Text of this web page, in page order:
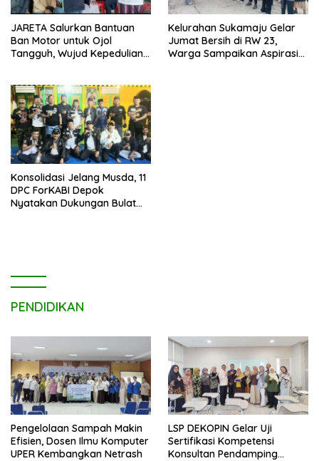
JARETA Salurkan Bantuan
Ban Motor untuk Ojol
Tangguh, Wujud Kepedulian
Kelurahan Sukamaju Gelar
Jumat Bersih di RW 23,
Warga Sampaikan Aspirasi
Konsolidasi Jelang Musda, 11
DPC ForKABI Depok
Nyatakan Dukungan Bulat
PENDIDIKAN
Pengelolaan Sampah Makin
Efisien, Dosen Ilmu Komputer
UPER Kembangkan Netrash
LSP DEKOPIN Gelar Uji
Sertifikasi Kompetensi
Konsultan Pendamping